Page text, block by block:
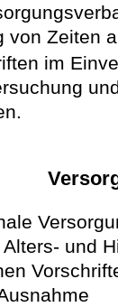
von Zeiten
im
und